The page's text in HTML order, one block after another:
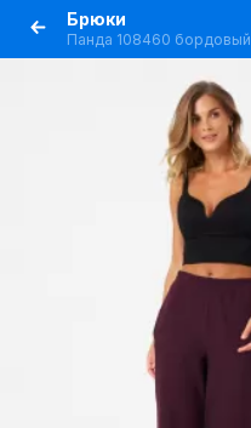
Брюки
Панда 108460 бордовый